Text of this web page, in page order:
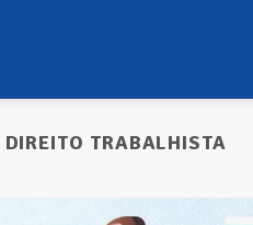
DIREITO TRABALHISTA